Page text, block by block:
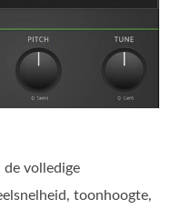
volledige
toonhoogte,